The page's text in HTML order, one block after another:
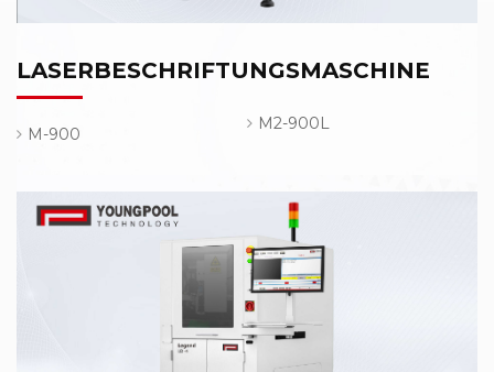
LASERBESCHRIFTUNGSMASCHINE
M-900
M2-900L